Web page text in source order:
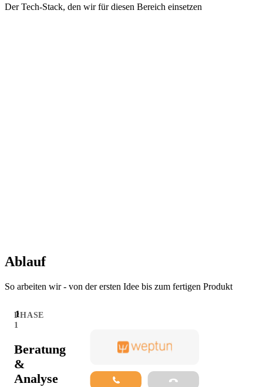
Der Tech-Stack, den wir für diesen Bereich einsetzen
Ablauf
So arbeiten wir - von der ersten Idee bis zum fertigen Produkt
PHASE
1
Beratung
&
Analyse
1